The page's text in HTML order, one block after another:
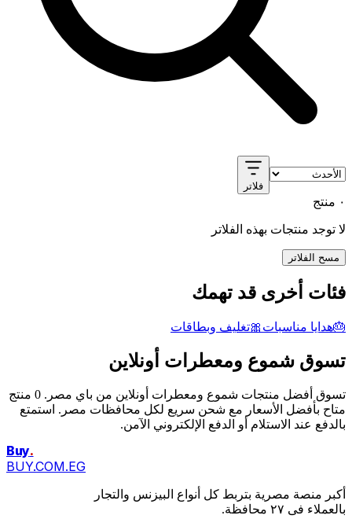
فلاتر
٠ منتج
لا توجد منتجات بهذه الفلاتر
مسح الفلاتر
فئات أخرى قد تهمك
🎂هدايا مناسبات 🎀تغليف وبطاقات
تسوق شموع ومعطرات أونلاين
تسوق أفضل منتجات شموع ومعطرات أونلاين من باي مصر. 0 منتج
متاح بأفضل الأسعار مع شحن سريع لكل محافظات مصر. استمتع
بالدفع عند الاستلام أو الدفع الإلكتروني الآمن.
Buy.
BUY.COM.EG
أكبر منصة مصرية بتربط كل أنواع البيزنس والتجار
بالعملاء فى ٢٧ محافظة.